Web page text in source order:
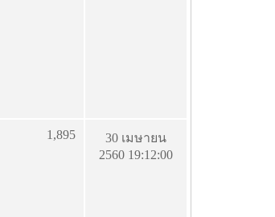
1,895
30 เมษายน
2560 19:12:00